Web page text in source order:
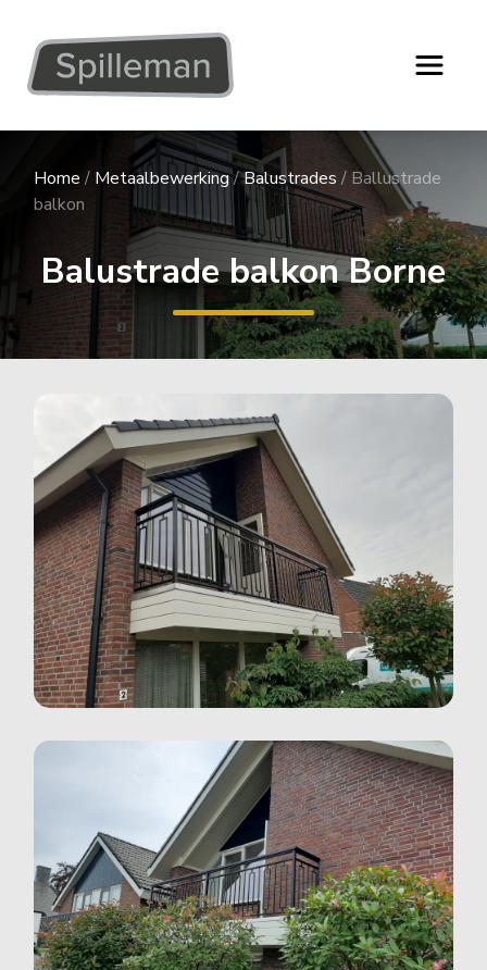
Home/ Metaalbewerking/Balustrades/Ballustrade
balkon
Balustrade balkon Borne